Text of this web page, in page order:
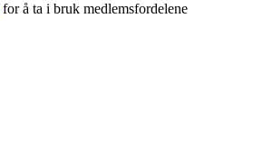
for å ta i bruk medlemsfordelene